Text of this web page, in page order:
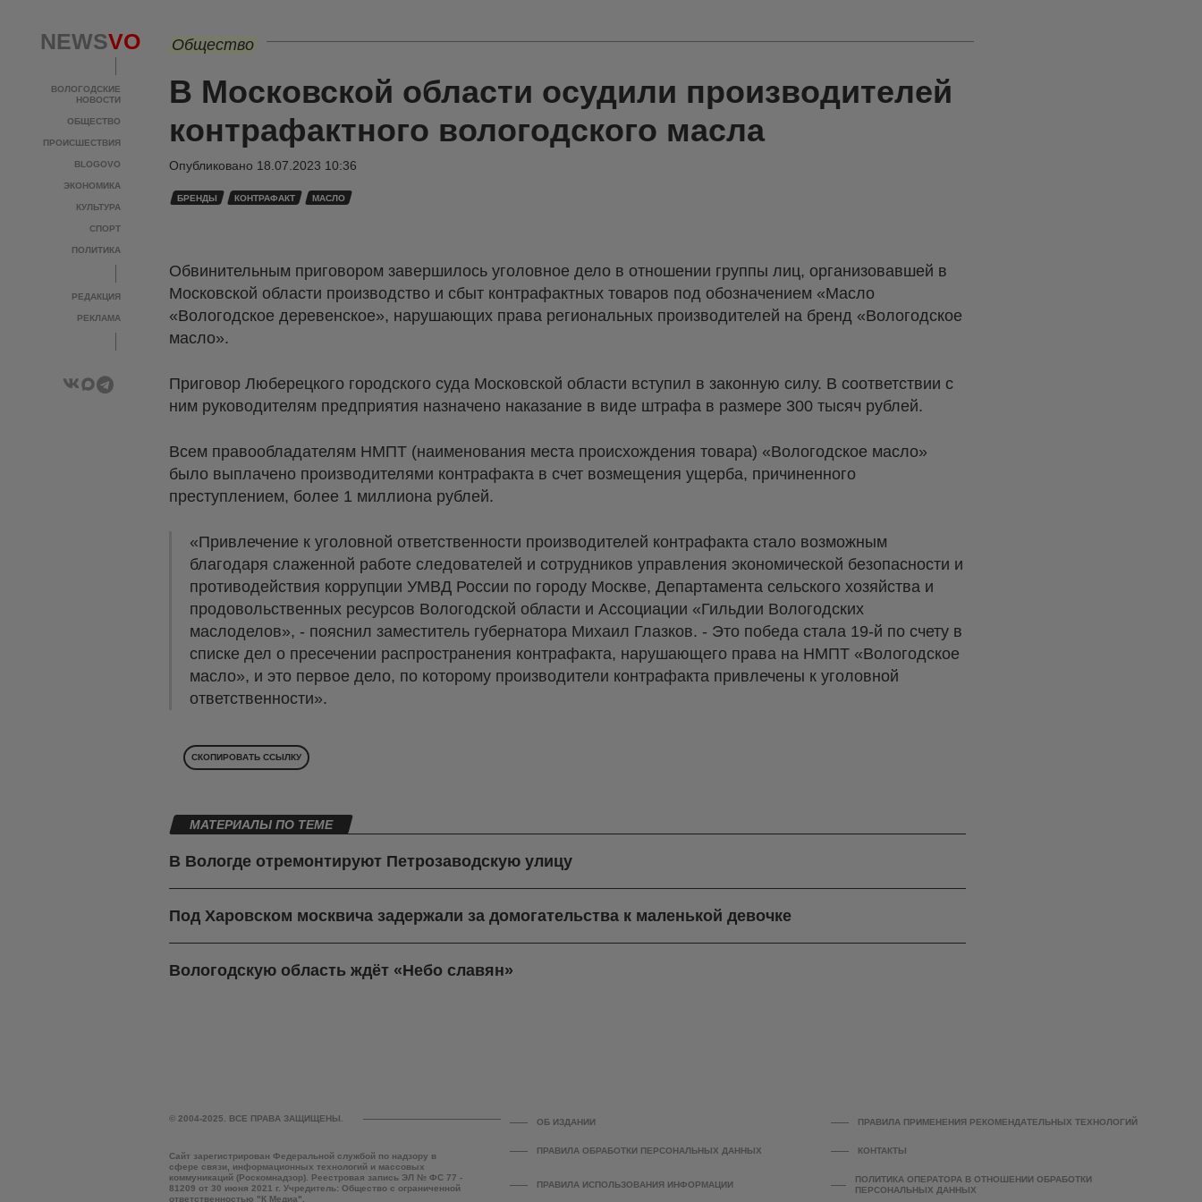
NEWSVO
ВОЛОГОДСКИЕ
НОВОСТИ
ОБЩЕСТВО
ПРОИСШЕСТВИЯ
BLOGOVO
ЭКОНОМИКА
КУЛЬТУРА
СПОРТ
ПОЛИТИКА
РЕДАКЦИЯ
РЕКЛАМА
Общество
В Московской области осудили производителей
контрафактного вологодского масла
Опубликовано 18.07.2023 10:36
БРЕНДЫ КОНТРАФАКТ МАСЛО
Обвинительным приговором завершилось уголовное дело в отношении группы лиц, организовавшей в
Московской области производство и сбыт контрафактных товаров под обозначением «Масло
«Вологодское деревенское», нарушающих права региональных производителей на бренд «Вологодское
масло».
Приговор Люберецкого городского суда Московской области вступил в законную силу. В соответствии с
ним руководителям предприятия назначено наказание в виде штрафа в размере 300 тысяч рублей.
Всем правообладателям НМПТ (наименования места происхождения товара) «Вологодское масло»
было выплачено производителями контрафакта в счет возмещения ущерба, причиненного
преступлением, более 1 миллиона рублей.
«Привлечение к уголовной ответственности производителей контрафакта стало возможным
благодаря слаженной работе следователей и сотрудников управления экономической безопасности и
противодействия коррупции УМВД России по городу Москве, Департамента сельского хозяйства и
продовольственных ресурсов Вологодской области и Ассоциации «Гильдии Вологодских
маслоделов», - пояснил заместитель губернатора Михаил Глазков. - Это победа стала 19-й по счету в
списке дел о пресечении распространения контрафакта, нарушающего права на НМПТ «Вологодское
масло», и это первое дело, по которому производители контрафакта привлечены к уголовной
ответственности».
СКОПИРОВАТЬ ССЫЛКУ
МАТЕРИАЛЫ ПО ТЕМЕ
В Вологде отремонтируют Петрозаводскую улицу
Под Харовском москвича задержали за домогательства к маленькой девочке
Вологодскую область ждёт «Небо славян»
© 2004-2025. ВСЕ ПРАВА ЗАЩИЩЕНЫ.
Сайт зарегистрирован Федеральной службой по надзору в
сфере связи, информационных технологий и массовых
коммуникаций (Роскомнадзор). Реестровая запись ЭЛ № ФС 77 -
81209 от 30 июня 2021 г. Учредитель: Общество с ограниченной
ответственностью "К Медиа".
ОБ ИЗДАНИИ ПРАВИЛА ПРИМЕНЕНИЯ РЕКОМЕНДАТЕЛЬНЫХ ТЕХНОЛОГИЙ
ПРАВИЛА ОБРАБОТКИ ПЕРСОНАЛЬНЫХ ДАННЫХ КОНТАКТЫ
ПРАВИЛА ИСПОЛЬЗОВАНИЯ ИНФОРМАЦИИ
ПОЛИТИКА ОПЕРАТОРА В ОТНОШЕНИИ ОБРАБОТКИ
ПЕРСОНАЛЬНЫХ ДАННЫХ